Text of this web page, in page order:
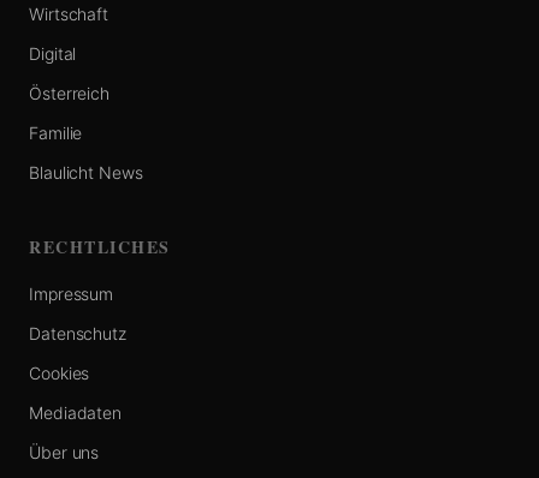
Wirtschaft
Digital
Österreich
Familie
Blaulicht News
RECHTLICHES
Impressum
Datenschutz
Cookies
Mediadaten
Über uns